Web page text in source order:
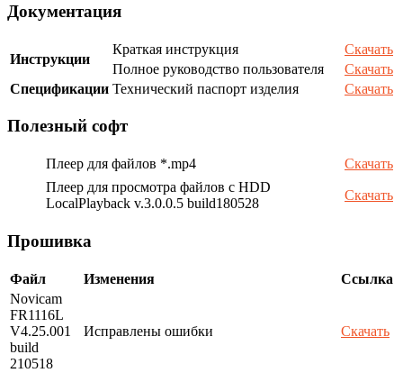
Документация
Инструкции
Краткая инструкция
Скачать
Полное руководство пользователя
Скачать
Спецификации Технический паспорт изделия Скачать
Полезный софт
Плеер для файлов *.mp4
Скачать
Плеер для просмотра файлов с HDD
LocalPlayback v.3.0.0.5 build180528
Скачать
Прошивка
Файл Изменения
Ссылка
Novicam
FR1116L
V4.25.001
build
210518
Исправлены ошибки Скачать